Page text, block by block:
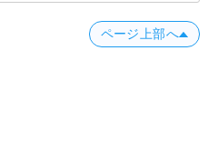
ページ上部へ